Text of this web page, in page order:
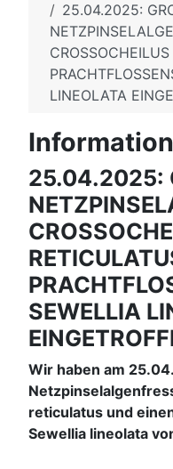
25.04.2025:
LINEOLATA
25.04.2025:
SEWELLIA
Wir haben am
reticulatus und
Sewellia lineolata